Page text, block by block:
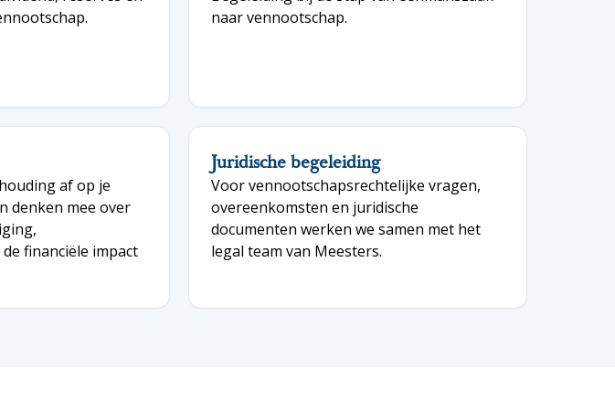
naar vennootschap.
af op je
denken mee over
financiële impact
Juridische begeleiding
Voor vennootschapsrechtelijke vragen,
overeenkomsten en juridische
documenten werken we samen met het
legal team van Meesters.